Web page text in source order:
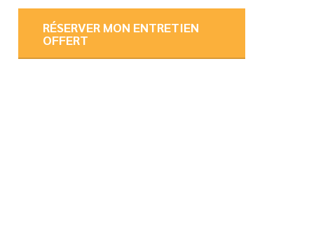
RÉSERVER MON ENTRETIEN
OFFERT